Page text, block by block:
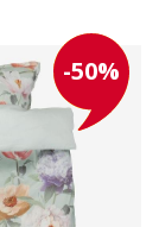
-50%